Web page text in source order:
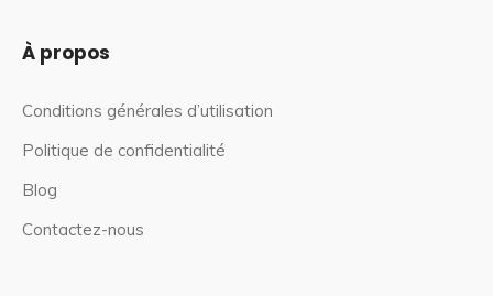
À propos
Conditions générales d’utilisation
Politique de confidentialité
Blog
Contactez-nous